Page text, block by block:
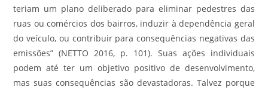
teriam um plano deliberado para eliminar pedestres das
ruas ou comércios dos bairros, induzir à dependência geral
do veículo, ou contribuir para consequências negativas das
emissões” (NETTO 2016, p. 101). Suas ações individuais
podem até ter um objetivo positivo de desenvolvimento,
mas suas consequências são devastadoras. Talvez porque